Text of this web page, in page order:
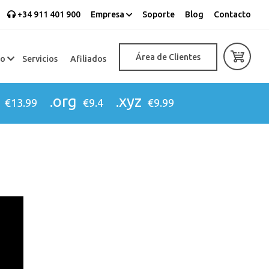
+34 911 401 900 Empresa Soporte Blog Contacto
Servicios Afiliados Área de Clientes
€13.99 .org €9.4 .xyz €9.99